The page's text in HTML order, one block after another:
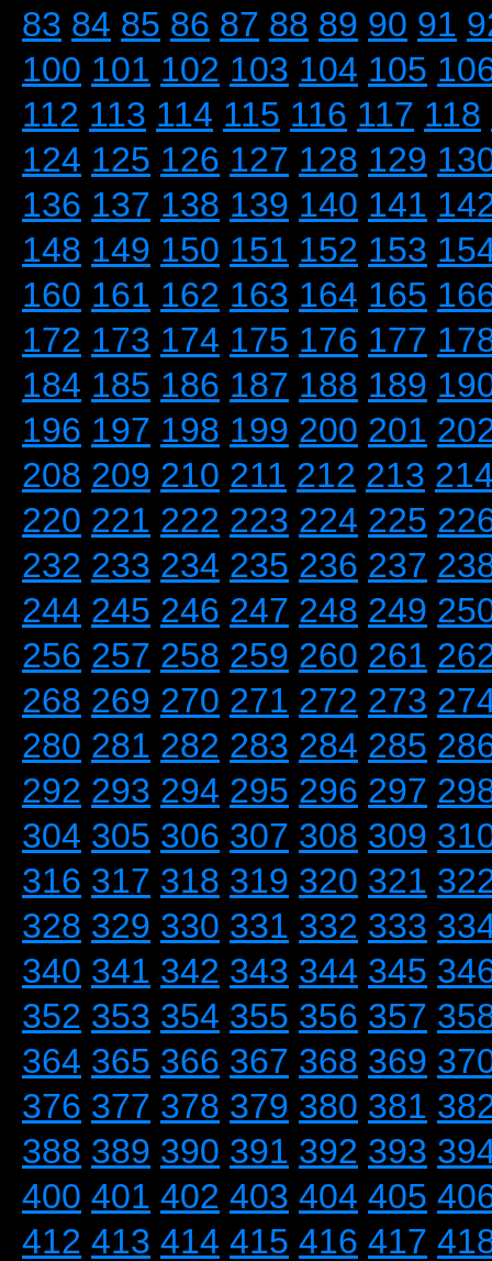
83 84 85 86 87 88 89 90 91
100 101 102 103 104 105
112 113 114 115 116 117 118
124 125 126 127 128 129
136 137 138 139 140 141
148 149 150 151 152 153
160 161 162 163 164 165
172 173 174 175 176 177
184 185 186 187 188 189
196 197 198 199 200 201
208 209 210 211 212 213
220 221 222 223 224 225
232 233 234 235 236 237
244 245 246 247 248 249
256 257 258 259 260 261
268 269 270 271 272 273
280 281 282 283 284 285
292 293 294 295 296 297
304 305 306 307 308 309
316 317 318 319 320 321
328 329 330 331 332 333
340 341 342 343 344 345
352 353 354 355 356 357
364 365 366 367 368 369
376 377 378 379 380 381
388 389 390 391 392 393
400 401 402 403 404 405
412 413 414 415 416 417